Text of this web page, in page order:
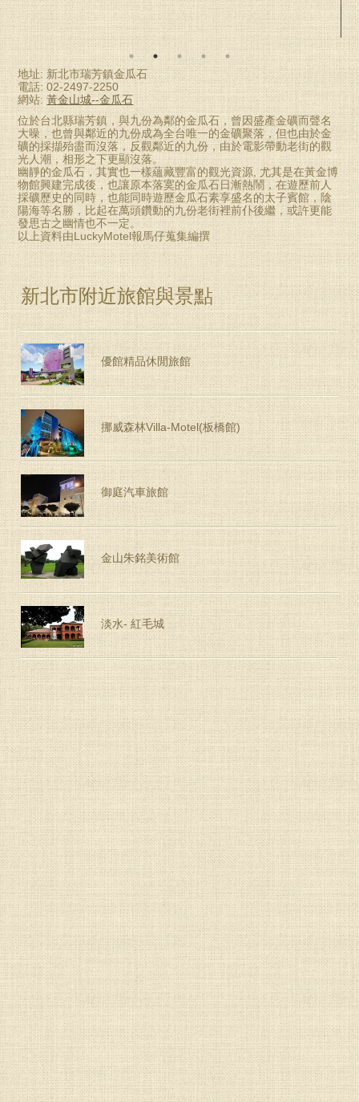
地址: 新北市瑞芳鎮金瓜石
電話: 02-2497-2250
網站:黃金山城--金瓜石
位於台北縣瑞芳鎮，與九份為鄰的金瓜石，曾因盛產金礦而聲名
大噪，也曾與鄰近的九份成為全台唯一的金礦聚落，但也由於金
礦的採擷殆盡而沒落，反觀鄰近的九份，由於電影帶動老街的觀
光人潮，相形之下更顯沒落。
幽靜的金瓜石，其實也一樣蘊藏豐富的觀光資源, 尤其是在黃金博
物館興建完成後，也讓原本落寞的金瓜石日漸熱鬧，在遊歷前人
採礦歷史的同時，也能同時遊歷金瓜石素享盛名的太子賓館，陰
陽海等名勝，比起在萬頭鑽動的九份老街裡前仆後繼，或許更能
發思古之幽情也不一定。
以上資料由LuckyMotel報馬仔蒐集編撰
新北市附近旅館與景點
優館精品休閒旅館
挪威森林Villa-Motel(板橋館)
御庭汽車旅館
金山朱銘美術館
淡水- 紅毛城